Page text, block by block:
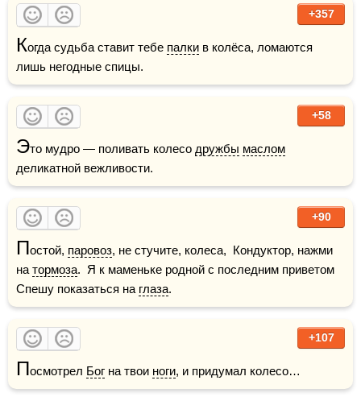
+357
Когда судьба ставит тебе палки в колёса, ломаются
лишь негодные спицы.
+58
Это мудро — поливать колесо дружбы маслом
деликатной вежливости.
+90
Постой, паровоз, не стучите, колеса,  Кондуктор, нажми
на тормоза.  Я к маменьке родной с последним приветом
Спешу показаться на глаза.
+107
Посмотрел Бог на твои ноги, и придумал колесо…